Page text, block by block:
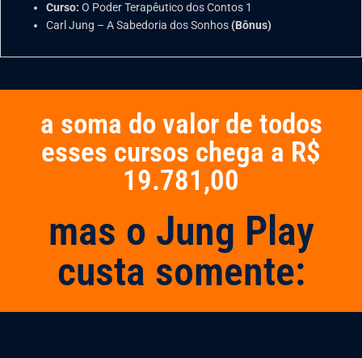
Curso: O Poder Terapêutico dos Contos 1
Carl Jung – A Sabedoria dos Sonhos(Bônus)
a soma do valor de todos
esses cursos chega a R$
19.781,00
mas o Jung Play
custa somente: